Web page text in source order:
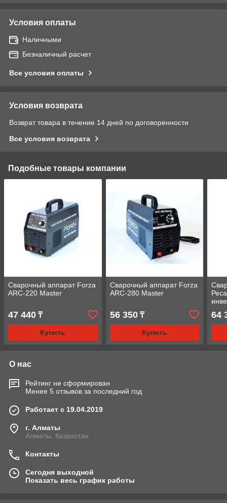
Условия оплаты
Наличными
Безналичный расчет
Все условия оплаты
Условия возврата
Возврат товара в течение 14 дней по договоренности
Все условия возврата
Подобные товары компании
Сварочный аппарат Forza
ARC-220 Master
47 440 ₸
Купить
Сварочный аппарат Forza
ARC-280 Master
56 350₸
Купить
64
О нас
Рейтинг не сформирован
Менее 5 отзывов за последний год
Работает с 19.04.2019
г. Алматы
Алматы, Казахстан
Контакты
Сегодня выходной
Показать весь график работы